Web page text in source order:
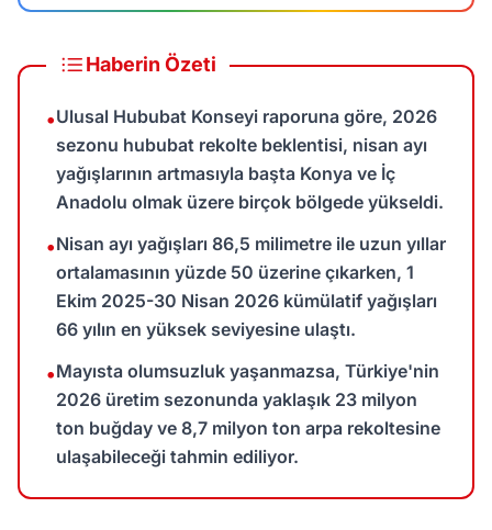
Haberin Özeti
•Ulusal Hububat Konseyi raporuna göre, 2026
sezonu hububat rekolte beklentisi, nisan ayı
yağışlarının artmasıyla başta Konya ve İç
Anadolu olmak üzere birçok bölgede yükseldi.
•Nisan ayı yağışları 86,5 milimetre ile uzun yıllar
ortalamasının yüzde 50 üzerine çıkarken, 1
Ekim 2025-30 Nisan 2026 kümülatif yağışları
66 yılın en yüksek seviyesine ulaştı.
•Mayısta olumsuzluk yaşanmazsa, Türkiye'nin
2026 üretim sezonunda yaklaşık 23 milyon
ton buğday ve 8,7 milyon ton arpa rekoltesine
ulaşabileceği tahmin ediliyor.